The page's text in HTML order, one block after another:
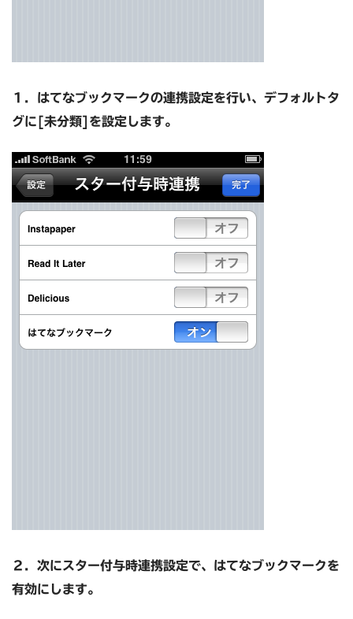
１． はてなブックマークの連携設定を行い、デフォルトタ
グに[未分類]を設定します。
２．次にスター付与時連携設定で、はてなブックマークを
有効にします。